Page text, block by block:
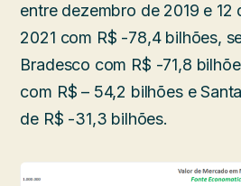
entre dezembro de 2019 e 12
2021 com R$ -78,4 bilhões,
Bradesco com R$ -71,8
com R$ – 54,2 bilhões e
de R$ -31,3 bilhões.